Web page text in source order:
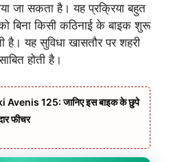
जा सकता है। यह प्रक्रिया बहुत
बिना किसी कठिनाई के बाइक शुरू
यह सुविधा खासतौर पर शहरी
होती है।
Avenis 125: जानिए इस बाइक के छुपे
फीचर